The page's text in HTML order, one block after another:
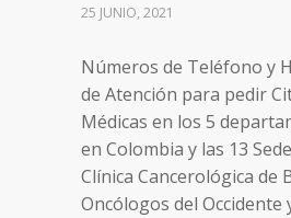
de Cirujanos
25 JUNIO, 2021
Números de Teléfono y
de Atención para pedir
Médicas en los 5
en Colombia y las 13
Clínica Cancerológica de
Oncólogos del Occidente